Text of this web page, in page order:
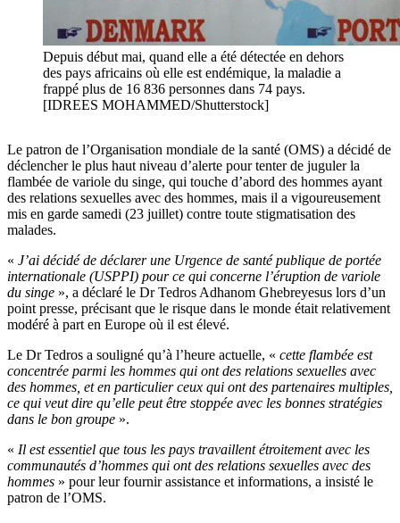
Depuis début mai, quand elle a été détectée en dehors
des pays africains où elle est endémique, la maladie a
frappé plus de 16 836 personnes dans 74 pays.
[IDREES MOHAMMED/Shutterstock]
Le patron de l’Organisation mondiale de la santé (OMS) a décidé de
déclencher le plus haut niveau d’alerte pour tenter de juguler la
flambée de variole du singe, qui touche d’abord des hommes ayant
des relations sexuelles avec des hommes, mais il a vigoureusement
mis en garde samedi (23 juillet) contre toute stigmatisation des
malades.
« J’ai décidé de déclarer une Urgence de santé publique de portée
internationale (USPPI) pour ce qui concerne l’éruption de variole
du singe », a déclaré le Dr Tedros Adhanom Ghebreyesus lors d’un
point presse, précisant que le risque dans le monde était relativement
modéré à part en Europe où il est élevé.
Le Dr Tedros a souligné qu’à l’heure actuelle, « cette flambée est
concentrée parmi les hommes qui ont des relations sexuelles avec
des hommes, et en particulier ceux qui ont des partenaires multiples,
ce qui veut dire qu’elle peut être stoppée avec les bonnes stratégies
dans le bon groupe ».
« Il est essentiel que tous les pays travaillent étroitement avec les
communautés d’hommes qui ont des relations sexuelles avec des
hommes » pour leur fournir assistance et informations, a insisté le
patron de l’OMS.